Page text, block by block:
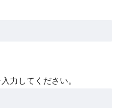
力してください。